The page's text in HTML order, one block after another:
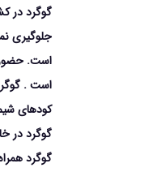
گوگرد در
جلوگیری
است. حضور
است .
کودهای
گوگرد در
گوگرد